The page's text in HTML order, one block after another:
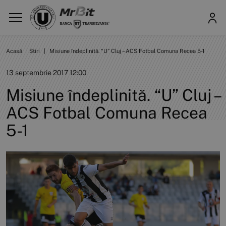
Acasă Știri Misiune îndeplinită. “U” Cluj – ACS Fotbal Comuna Recea 5-1
13 septembrie 2017 12:00
Misiune îndeplinită. “U” Cluj –
ACS Fotbal Comuna Recea
5-1